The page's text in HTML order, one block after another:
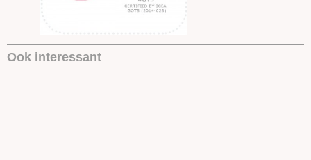
Ook interessant